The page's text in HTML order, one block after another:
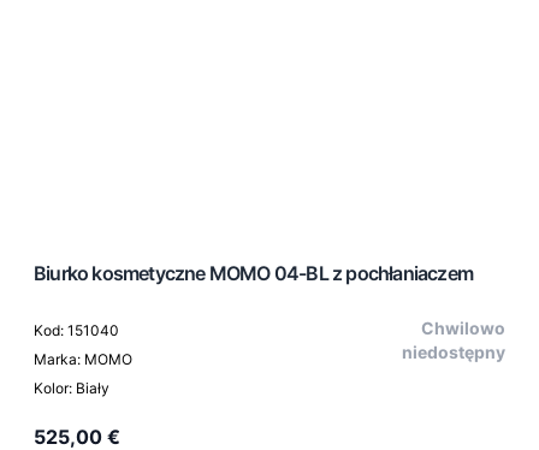
Biurko kosmetyczne MOMO 04-BL z pochłaniaczem
Kod: 151040
Marka: MOMO
Kolor: Biały
Chwilowo
niedostępny
525,00 €